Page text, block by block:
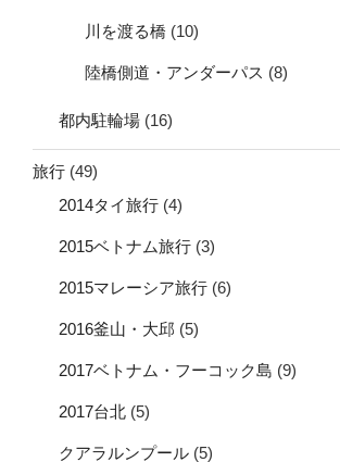
川を渡る橋 (10)
陸橋側道・アンダーパス (8)
都内駐輪場 (16)
旅行 (49)
2014タイ旅行 (4)
2015ベトナム旅行 (3)
2015マレーシア旅行 (6)
2016釜山・大邱 (5)
2017ベトナム・フーコック島 (9)
2017台北 (5)
クアラルンプール (5)